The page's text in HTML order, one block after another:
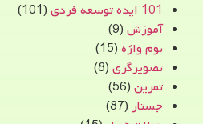
101 ایده توسعه فردی
(101)
آموزش (9)
بوم واژه (15)
تصویرگری (8)
تمرین (56)
جستار (87)